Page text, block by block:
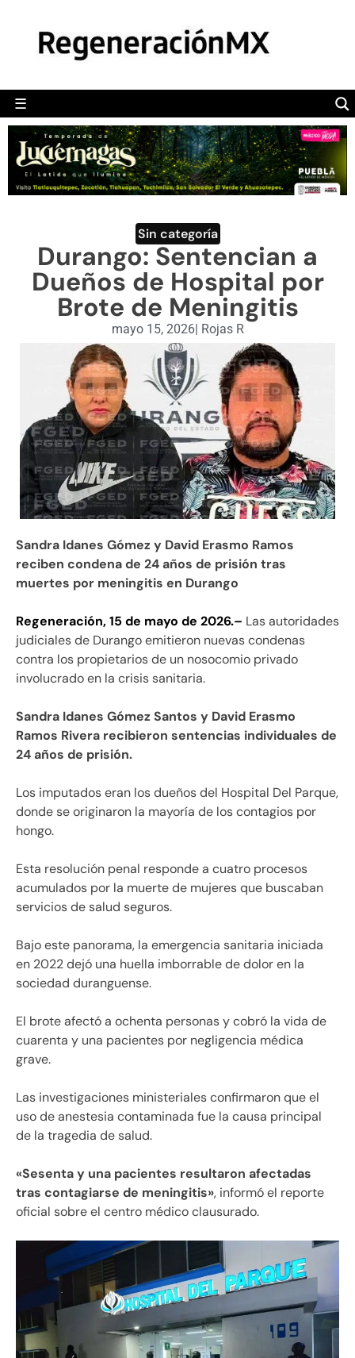
☰
POLÍTICA
CAMALEÓN
OPINIÓN
DEPORTES
ENGLISH SECTION
VIDEOS
Sin categoría
Durango: Sentencian a
Dueños de Hospital por
Brote de Meningitis
mayo 15, 2026| Rojas R
Sandra Idanes Gómez y David Erasmo Ramos
reciben condena de 24 años de prisión tras
muertes por meningitis en Durango
Regeneración, 15 de mayo de 2026.– Las autoridades
judiciales de Durango emitieron nuevas condenas
contra los propietarios de un nosocomio privado
involucrado en la crisis sanitaria.
Sandra Idanes Gómez Santos y David Erasmo
Ramos Rivera recibieron sentencias individuales de
24 años de prisión.
Los imputados eran los dueños del Hospital Del Parque,
donde se originaron la mayoría de los contagios por
hongo.
Esta resolución penal responde a cuatro procesos
acumulados por la muerte de mujeres que buscaban
servicios de salud seguros.
Bajo este panorama, la emergencia sanitaria iniciada
en 2022 dejó una huella imborrable de dolor en la
sociedad duranguense.
El brote afectó a ochenta personas y cobró la vida de
cuarenta y una pacientes por negligencia médica
grave.
Las investigaciones ministeriales confirmaron que el
uso de anestesia contaminada fue la causa principal
de la tragedia de salud.
«Sesenta y una pacientes resultaron afectadas
tras contagiarse de meningitis», informó el reporte
oficial sobre el centro médico clausurado.